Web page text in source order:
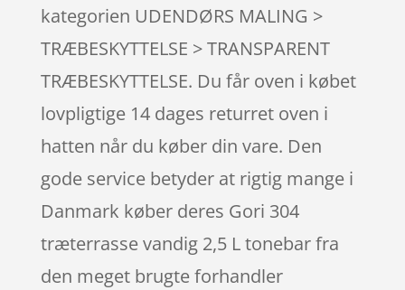
kategorien UDENDØRS MALING >
TRÆBESKYTTELSE > TRANSPARENT
TRÆBESKYTTELSE. Du får oven i købet
lovpligtige 14 dages returret oven i
hatten når du køber din vare. Den
gode service betyder at rigtig mange i
Danmark køber deres Gori 304
træterrasse vandig 2,5 L tonebar fra
den meget brugte forhandler